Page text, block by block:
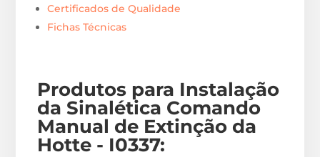
Certificados de Qualidade
Fichas Técnicas
Produtos para Instalação
da Sinalética Comando
Manual de Extinção da
Hotte - I0337: